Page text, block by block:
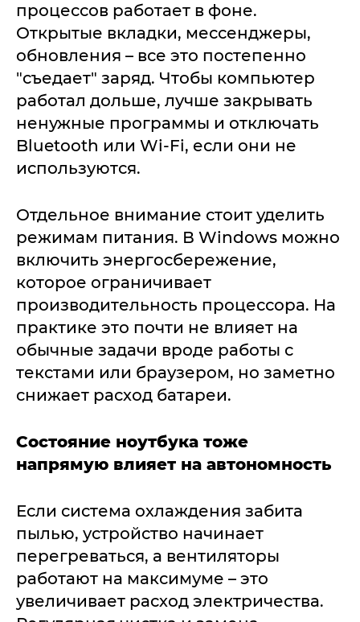
процессов работает в фоне.
Открытые вкладки, мессенджеры,
обновления – все это постепенно
"съедает" заряд. Чтобы компьютер
работал дольше, лучше закрывать
ненужные программы и отключать
Bluetooth или Wi-Fi, если они не
используются.
Отдельное внимание стоит уделить
режимам питания. В Windows можно
включить энергосбережение,
которое ограничивает
производительность процессора. На
практике это почти не влияет на
обычные задачи вроде работы с
текстами или браузером, но заметно
снижает расход батареи.
Состояние ноутбука тоже
напрямую влияет на автономность
Если система охлаждения забита
пылью, устройство начинает
перегреваться, а вентиляторы
работают на максимуме – это
увеличивает расход электричества.